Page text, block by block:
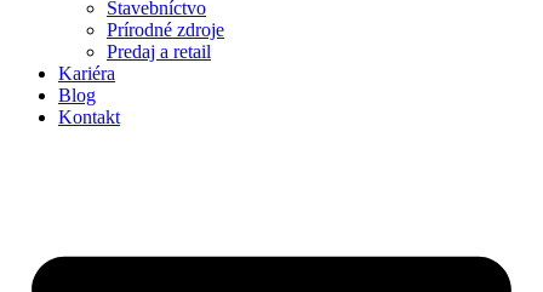
Stavebníctvo
Prírodné zdroje
Predaj a retail
Kariéra
Blog
Kontakt